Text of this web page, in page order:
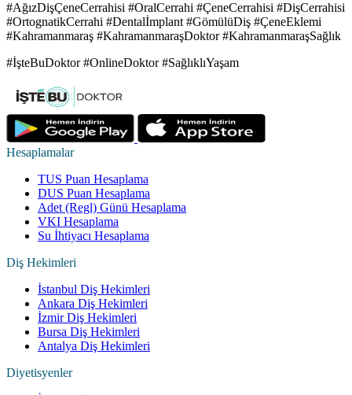
#AğızDişÇeneCerrahisi #OralCerrahi #ÇeneCerrahisi #DişCerrahisi
#OrtognatikCerrahi #Dentalİmplant #GömülüDiş #ÇeneEklemi
#Kahramanmaraş #KahramanmaraşDoktor #KahramanmaraşSağlık
#İşteBuDoktor #OnlineDoktor #SağlıklıYaşam
Hesaplamalar
TUS Puan Hesaplama
DUS Puan Hesaplama
Adet (Regl) Günü Hesaplama
VKI Hesaplama
Su İhtiyacı Hesaplama
Diş Hekimleri
İstanbul Diş Hekimleri
Ankara Diş Hekimleri
İzmir Diş Hekimleri
Bursa Diş Hekimleri
Antalya Diş Hekimleri
Diyetisyenler